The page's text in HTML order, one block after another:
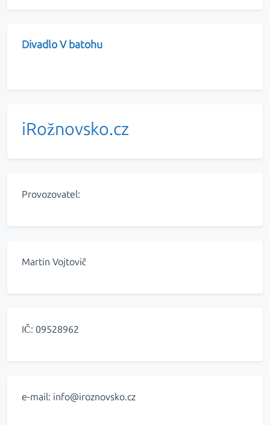
Divadlo V batohu
iRožnovsko.cz
Provozovatel:
Martin Vojtovič
IČ: 09528962
e-mail: info@iroznovsko.cz